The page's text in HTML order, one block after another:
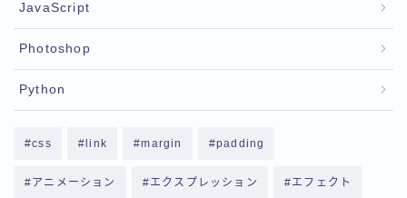
JavaScript
Photoshop
Python
css link margin padding
アニメーション エクスプレッション エフェクト